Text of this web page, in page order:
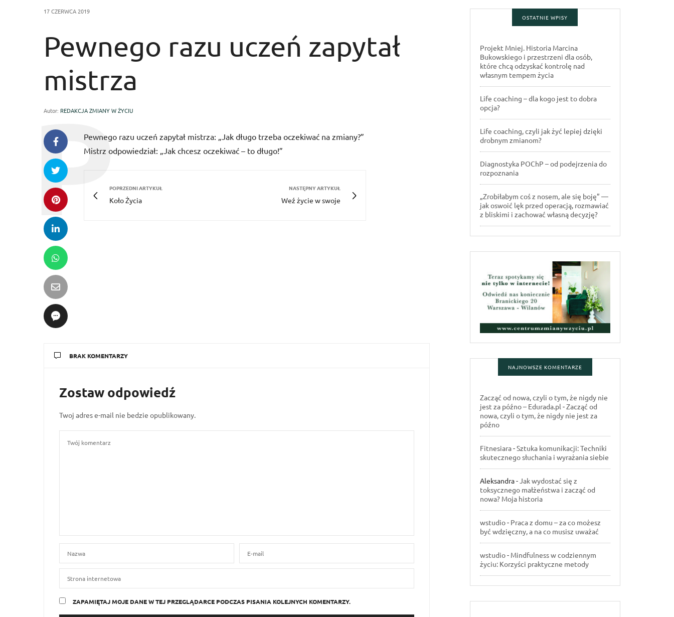
17 CZERWCA 2019
Pewnego razu uczeń zapytał
mistrza
Autor: REDAKCJA ZMIANY W ŻYCIU
Pewnego razu uczeń zapytał mistrza: „Jak długo trzeba oczekiwać na zmiany?”
Mistrz odpowiedział: „Jak chcesz oczekiwać – to długo!”
POPRZEDNI ARTYKUŁ
Koło Życia
NASTĘPNY ARTYKUŁ
Weź życie w swoje
BRAK KOMENTARZY
Zostaw odpowiedź
Twoj adres e-mail nie bedzie opublikowany.
ZAPAMIĘTAJ MOJE DANE W TEJ PRZEGLĄDARCE PODCZAS PISANIA KOLEJNYCH KOMENTARZY.
OSTATNIE WPISY
Projekt Mniej. Historia Marcina
Bukowskiego i przestrzeni dla osób,
które chcą odzyskać kontrolę nad
własnym tempem życia
Life coaching – dla kogo jest to dobra
opcja?
Life coaching, czyli jak żyć lepiej dzięki
drobnym zmianom?
Diagnostyka POChP – od podejrzenia do
rozpoznania
„Zrobiłabym coś z nosem, ale się boję” —
jak oswoić lęk przed operacją, rozmawiać
z bliskimi i zachować własną decyzję?
NAJNOWSZE KOMENTARZE
Zacząć od nowa, czyli o tym, że nigdy nie
jest za późno – Edurada.pl -Zacząć od
nowa, czyli o tym, że nigdy nie jest za
późno
Fitnesiara-Sztuka komunikacji: Techniki
skutecznego słuchania i wyrażania siebie
Aleksandra-Jak wydostać się z
toksycznego małżeństwa i zacząć od
nowa? Moja historia
wstudio- Praca z domu – za co możesz
być wdzięczny, a na co musisz uważać
wstudio- Mindfulness w codziennym
życiu: Korzyści praktyczne metody